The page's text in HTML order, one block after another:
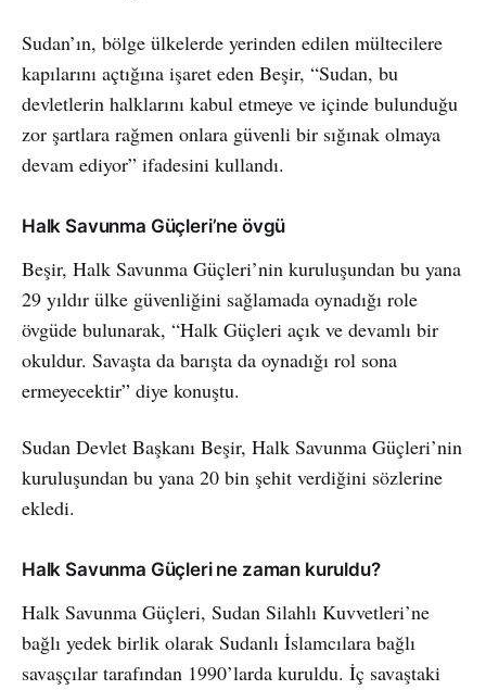
Sudan’ın, bölge ülkelerde yerinden edilen mültecilere
kapılarını açtığına işaret eden Beşir, “Sudan, bu
devletlerin halklarını kabul etmeye ve içinde bulunduğu
zor şartlara rağmen onlara güvenli bir sığınak olmaya
devam ediyor” ifadesini kullandı.
Halk Savunma Güçleri’ne övgü
Beşir, Halk Savunma Güçleri’nin kuruluşundan bu yana
29 yıldır ülke güvenliğini sağlamada oynadığı role
övgüde bulunarak, “Halk Güçleri açık ve devamlı bir
okuldur. Savaşta da barışta da oynadığı rol sona
ermeyecektir” diye konuştu.
Sudan Devlet Başkanı Beşir, Halk Savunma Güçleri’nin
kuruluşundan bu yana 20 bin şehit verdiğini sözlerine
ekledi.
Halk Savunma Güçleri ne zaman kuruldu?
Halk Savunma Güçleri, Sudan Silahlı Kuvvetleri’ne
bağlı yedek birlik olarak Sudanlı İslamcılara bağlı
savaşçılar tarafından 1990’larda kuruldu. İç savaştaki